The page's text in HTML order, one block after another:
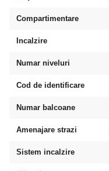
Compartimentare
Incalzire
Numar niveluri
Cod de identificare
Numar balcoane
Amenajare strazi
Sistem incalzire